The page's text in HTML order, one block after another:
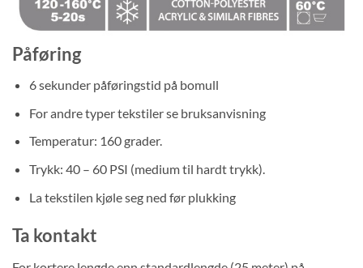
Påføring
6 sekunder påføringstid på bomull
For andre typer tekstiler se bruksanvisning
Temperatur: 160 grader.
Trykk: 40 – 60 PSI (medium til hardt trykk).
La tekstilen kjøle seg ned før plukking
Ta kontakt